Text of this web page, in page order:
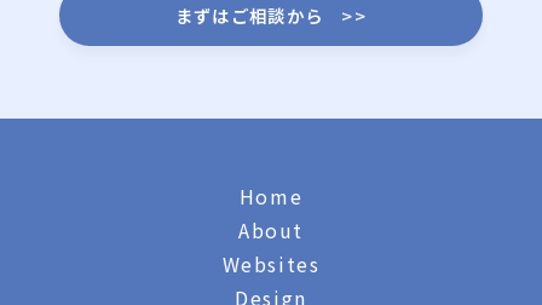
まずはご相談から >>
Home
About
Websites
Design